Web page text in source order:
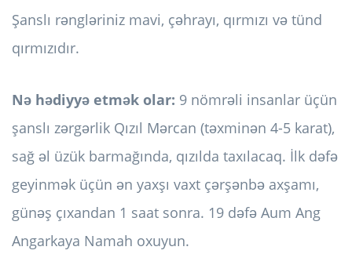
Şanslı rəngləriniz mavi, çəhrayı, qırmızı və tünd
qırmızıdır.
Nə hədiyyə etmək olar: 9 nömrəli insanlar üçün
şanslı zərgərlik Qızıl Mərcan (təxminən 4-5 karat),
sağ əl üzük barmağında, qızılda taxılacaq. İlk dəfə
geyinmək üçün ən yaxşı vaxt çərşənbə axşamı,
günəş çıxandan 1 saat sonra. 19 dəfə Aum Ang
Angarkaya Namah oxuyun.